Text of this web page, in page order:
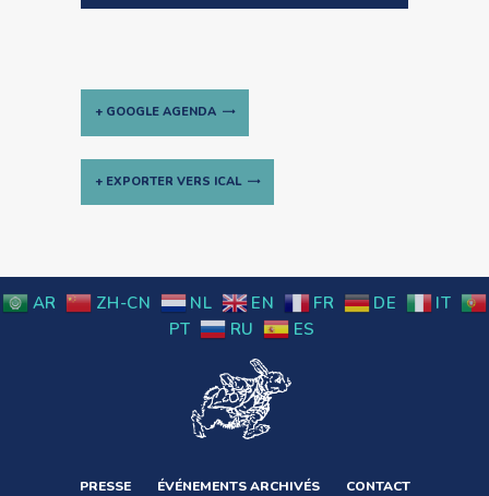
+ GOOGLE AGENDA
+ EXPORTER VERS ICAL
Évènement
AR ZH-CN NL EN FR DE
IT
PT
RU ES
PRESSE ÉVÉNEMENTS ARCHIVÉS CONTACT